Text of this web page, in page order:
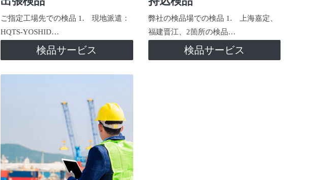
ご指定工場先での検品 1. 現地派遣：
HQTS-YOSHID…
検品サービス
弊社の検品場での検品 1. 上海嘉定、
福建晋江、2箇所の検品…
検品サービス